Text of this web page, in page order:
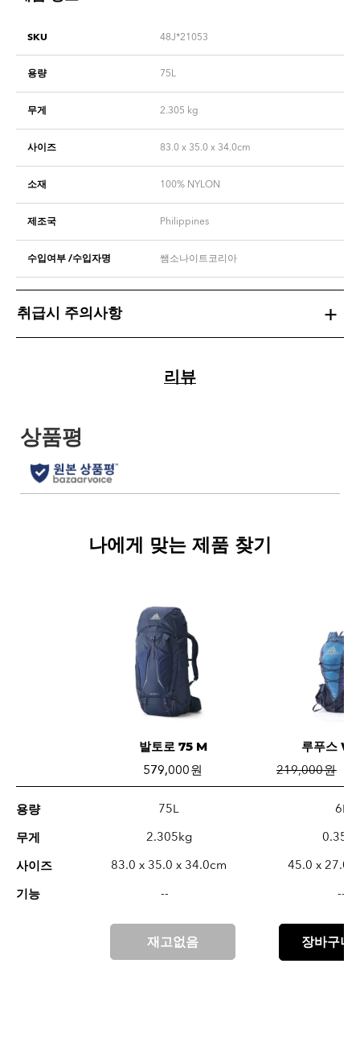
SKU 48J*21053
용량 75L
무게 2.305 kg
사이즈 83.0 x 35.0 x 34.0cm
소재 100% NYLON
제조국 Philippines
수입여부 /수입자명 쌤소나이트코리아
취급시 주의사항
리뷰
나에게 맞는 제품 찾기
발토로 75 M
579,000 원
용량 75L
무게 2.305kg
사이즈 83.0 x 35.0 x 34.0cm
기능 --
재고없음
루푸스
219,000 원
6L
0.35kg
45.0 x 27.0
--
장바구니